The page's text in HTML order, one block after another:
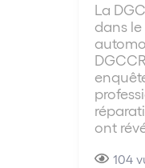
La
dans
ont
104